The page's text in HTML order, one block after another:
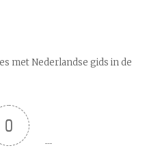
met Nederlandse gids in de
0